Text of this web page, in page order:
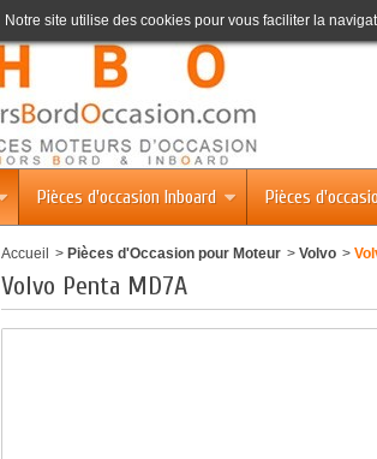
Pièces d'occasion Inboard Pièces
Notre site utilise des cookies pour vous faciliter la
Accueil > Pièces d'Occasion pour Moteur > Volvo >
Volvo Penta MD7A